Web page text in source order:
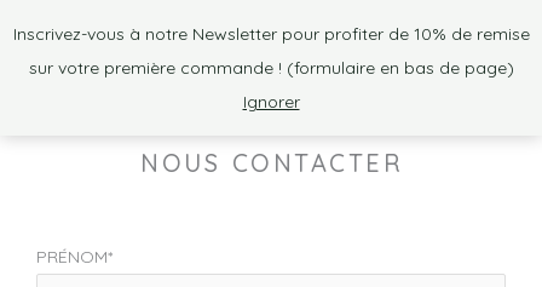
Inscrivez-vous à notre Newsletter pour profiter de 10% de remise
sur votre première commande ! (formulaire en bas de page)
Ignorer
NOUS CONTACTER
PRÉNOM*